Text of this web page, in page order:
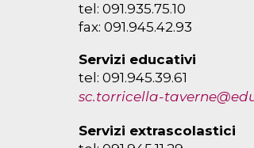
tel: 091.935.75.10
fax: 091.945.42.93
Servizi educativi
tel: 091.945.39.61
sc.torricella-
Servizi extrascolastici